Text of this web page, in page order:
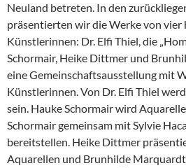
Neuland betreten. In den
präsentierten wir die Werke von vier
Künstlerinnen: Dr. Elfi Thiel, die
Schormair, Heike Dittmer und
eine Gemeinschaftsausstellung mit
Künstlerinnen. Von Dr. Elfi Thiel
sein. Hauke Schormair wird
Schormair gemeinsam mit Sylvie
bereitstellen. Heike Dittmer
Aquarellen und Brunhilde